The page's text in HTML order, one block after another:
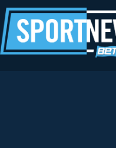
al
contenuto